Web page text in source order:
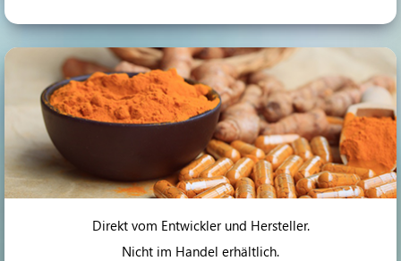
Direkt vom Entwickler und Hersteller.
Nicht im Handel erhältlich.